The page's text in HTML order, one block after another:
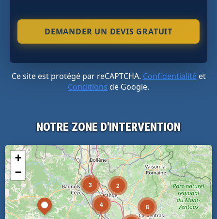
Ce site est protégé par reCAPTCHA. Confidentialitéet
Conditions de Google.
NOTRE ZONE D'INTERVENTION
3 2
4 8
+
−